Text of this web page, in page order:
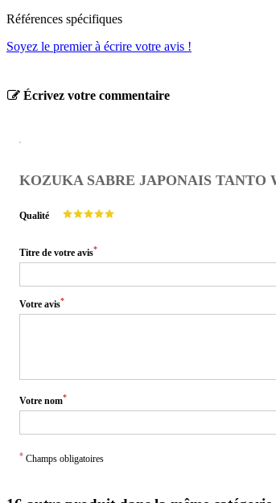
Références spécifiques
Soyez le premier à écrire votre avis !
Écrivez votre commentaire
KOZUKA SABRE JAPONAIS TANTO
Qualité
Titre de votre avis*
Votre avis*
Votre nom*
* Champs obligatoires